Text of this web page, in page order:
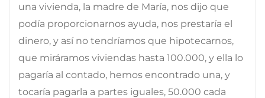
una vivienda, la madre de María, nos dijo que
podía proporcionarnos ayuda, nos prestaría el
dinero, y así no tendríamos que hipotecarnos,
que miráramos viviendas hasta 100.000, y ella lo
pagaría al contado, hemos encontrado una, y
tocaría pagarla a partes iguales, 50.000 cada